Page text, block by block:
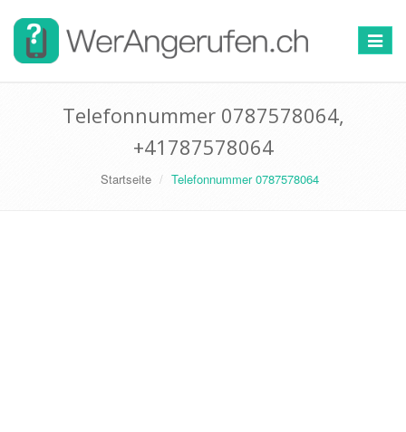
Toggle
Telefonnummer 0787578064,
+41787578064
Startseite Telefonnummer 0787578064